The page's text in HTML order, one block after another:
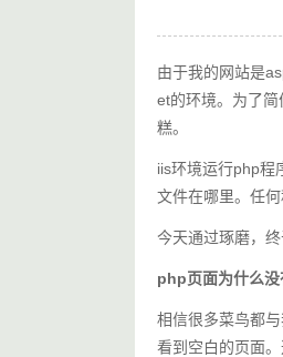
由于我的网站是
et的环境。为了简
糕。
iis环境运行php程
文件在哪里。任
今天通过琢磨，
php页面为什么没
相信很多菜鸟都
看到空白的页面